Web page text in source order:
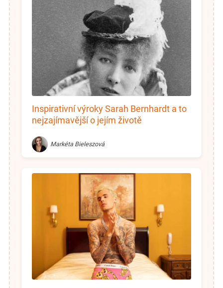
Inspirativní výroky Sarah Bernhardt a to
nejzajímavější o jejím životě
Markéta Bieleszová